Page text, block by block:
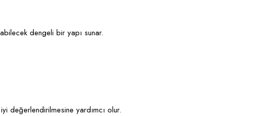
dengeli bir yapı sunar.
değerlendirilmesine yardımcı olur.